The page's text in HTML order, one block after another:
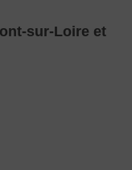
sur-Loire et